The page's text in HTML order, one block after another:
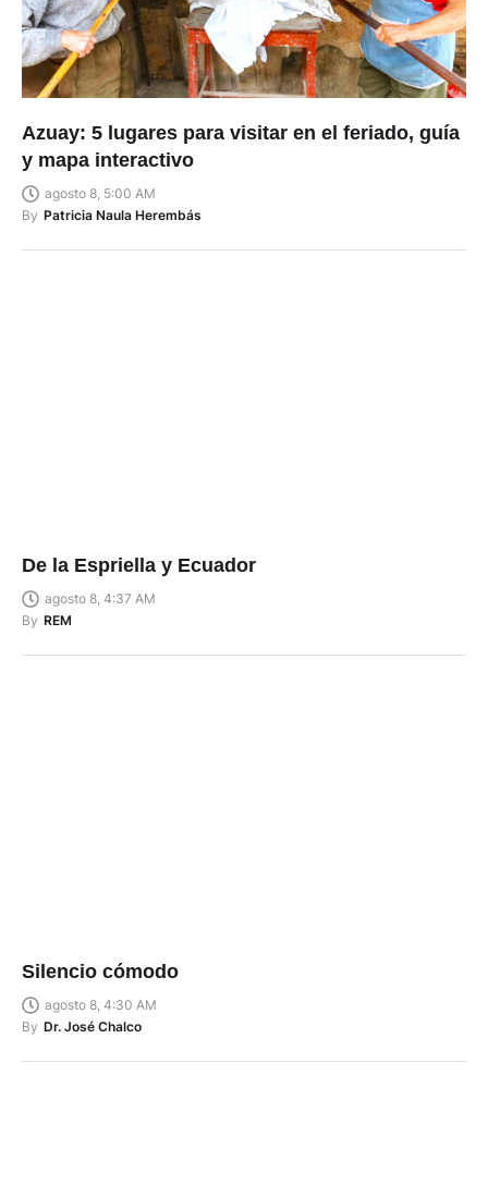
Azuay: 5 lugares para visitar en el feriado, guía
y mapa interactivo
agosto 8, 5:00 AM
By Patricia Naula Herembás
De la Espriella y Ecuador
agosto 8, 4:37 AM
By REM
Silencio cómodo
agosto 8, 4:30 AM
By Dr. José Chalco